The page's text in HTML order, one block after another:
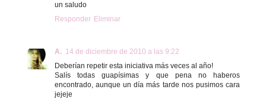
un saludo
Responder Eliminar
A. 14 de diciembre de 2010 a las 9:22
Deberían repetir esta iniciativa más veces al año!
Salís todas guapísimas y que pena no haberos
encontrado, aunque un día más tarde nos pusimos cara
jejeje